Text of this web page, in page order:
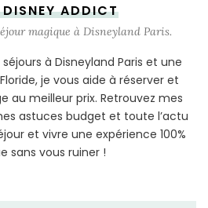
ADDICT
magique à Disneyland Paris.
à Disneyland Paris et une
je vous aide à réserver et
au meilleur prix. Retrouvez mes
astuces budget et toute l’actu
et vivre une expérience 100%
sans vous ruiner !